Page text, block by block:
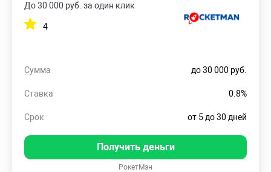
До 30 000 руб. за один клик
4
Сумма до 30 000 руб.
Ставка 0.8%
Срок от 5 до 30 дней
Получить деньги
РокетМэн